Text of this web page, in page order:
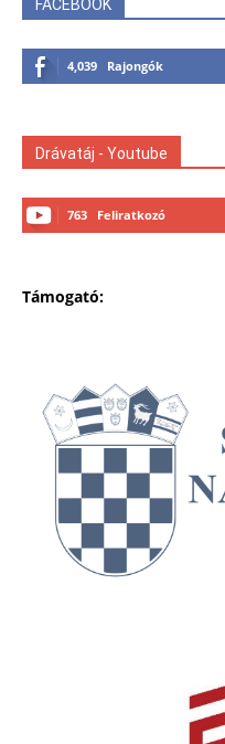
FACEBOOK
4,039 Rajongók
Drávatáj - Youtube
763 Feliratkozó
Támogató: